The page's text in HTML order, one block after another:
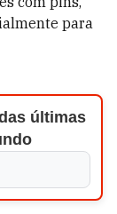
para
últimas